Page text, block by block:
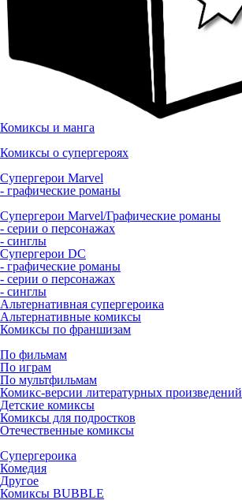
Комиксы и манга
Комиксы о супергероях
Супергерои Marvel
- графические романы
Супергерои Marvel/Графические романы
- серии о персонажах
- синглы
Супергерои DC
- графические романы
- серии о персонажах
- синглы
Альтернативная супергероика
Альтернативные комиксы
Комиксы по франшизам
По фильмам
По играм
По мультфильмам
Комикс-версии литературных произведений
Детские комиксы
Комиксы для подростков
Отечественные комиксы
Супергероика
Комедия
Другое
Комиксы BUBBLE